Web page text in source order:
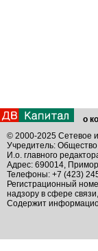
о
© 2000-2025 Сетевое
Учредитель:
И.о. главного
Адрес: 690014,
Телефоны: +7 (423)
Регистрационный
надзору в сфере
Содержит